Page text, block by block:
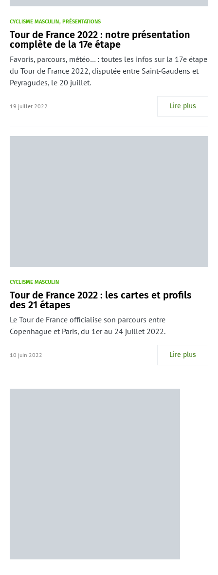
CYCLISME MASCULIN PRÉSENTATIONS
Tour de France 2022 : notre présentation
complète de la 17e étape
Favoris, parcours, météo… : toutes les infos sur la 17e étape
du Tour de France 2022, disputée entre Saint-Gaudens et
Peyragudes, le 20 juillet.
19 juillet 2022 Lire plus
CYCLISME MASCULIN
Tour de France 2022 : les cartes et profils
des 21 étapes
Le Tour de France officialise son parcours entre
Copenhague et Paris, du 1er au 24 juillet 2022.
10 juin 2022 Lire plus